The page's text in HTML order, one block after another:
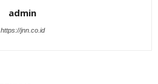
admin
https://jnn.co.id